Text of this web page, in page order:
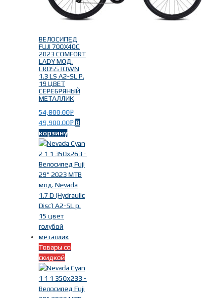
ВЕЛОСИПЕД
FUJI 700X40C
2023 COMFORT
LADY МОД.
CROSSTOWN
1.3 LS A2-SL Р.
19 ЦВЕТ
СЕРЕБРЯНЫЙ
МЕТАЛЛИК
54,800.00Р
49,900.00Р В
корзину
Товары со
скидкой